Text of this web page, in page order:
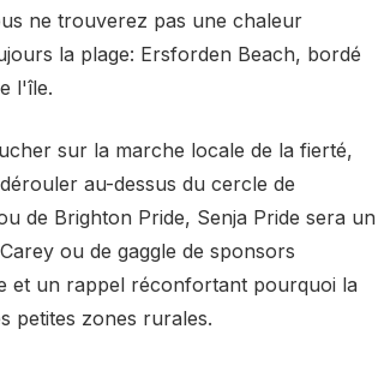
ne trouverez pas une chaleur
la plage: Ersforden Beach, bordé
l'île.
sur la marche locale de la fierté,
au-dessus du cercle de
de Brighton Pride, Senja Pride sera un
ou de gaggle de sponsors
et un rappel réconfortant pourquoi la
petites zones rurales.